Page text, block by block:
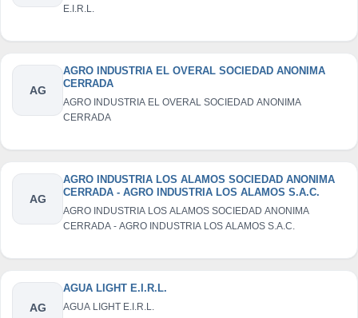
E.I.R.L.
AG
AGRO INDUSTRIA EL OVERAL SOCIEDAD ANONIMA
CERRADA
AGRO INDUSTRIA EL OVERAL SOCIEDAD ANONIMA
CERRADA
AG
AGRO INDUSTRIA LOS ALAMOS SOCIEDAD ANONIMA
CERRADA - AGRO INDUSTRIA LOS ALAMOS S.A.C.
AGRO INDUSTRIA LOS ALAMOS SOCIEDAD ANONIMA
CERRADA - AGRO INDUSTRIA LOS ALAMOS S.A.C.
AG
AGUA LIGHT E.I.R.L.
AGUA LIGHT E.I.R.L.